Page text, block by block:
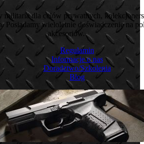
militaria dla celów prywatnych,
Posiadamy wieloletnie doświadczenie na
akcesoriów.
Regulamin
Informacje o nas
Doradztwo/Szkolenia
Blog